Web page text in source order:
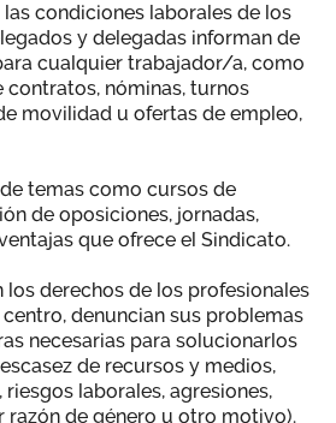
condiciones laborales de los
y delegadas informan de
cualquier trabajador/a, como
nóminas, turnos
movilidad u ofertas de empleo,
temas como cursos de
de oposiciones, jornadas,
que ofrece el Sindicato.
los derechos de los profesionales
denuncian sus problemas
necesarias para solucionarlos
de recursos y medios,
laborales, agresiones,
razón de género u otro motivo).